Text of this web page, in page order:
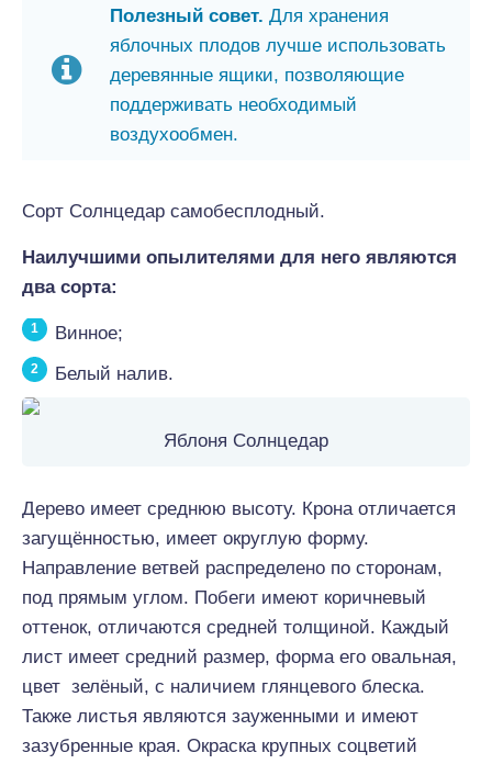
Полезный совет. Для хранения
яблочных плодов лучше использовать
деревянные ящики, позволяющие
поддерживать необходимый
воздухообмен.
Сорт Солнцедар самобесплодный.
Наилучшими опылителями для него являются
два сорта:
Винное;
Белый налив.
Яблоня Солнцедар
Дерево имеет среднюю высоту. Крона отличается
загущённостью, имеет округлую форму.
Направление ветвей распределено по сторонам,
под прямым углом. Побеги имеют коричневый
оттенок, отличаются средней толщиной. Каждый
лист имеет средний размер, форма его овальная,
цвет зелёный, с наличием глянцевого блеска.
Также листья являются зауженными и имеют
зазубренные края. Окраска крупных соцветий